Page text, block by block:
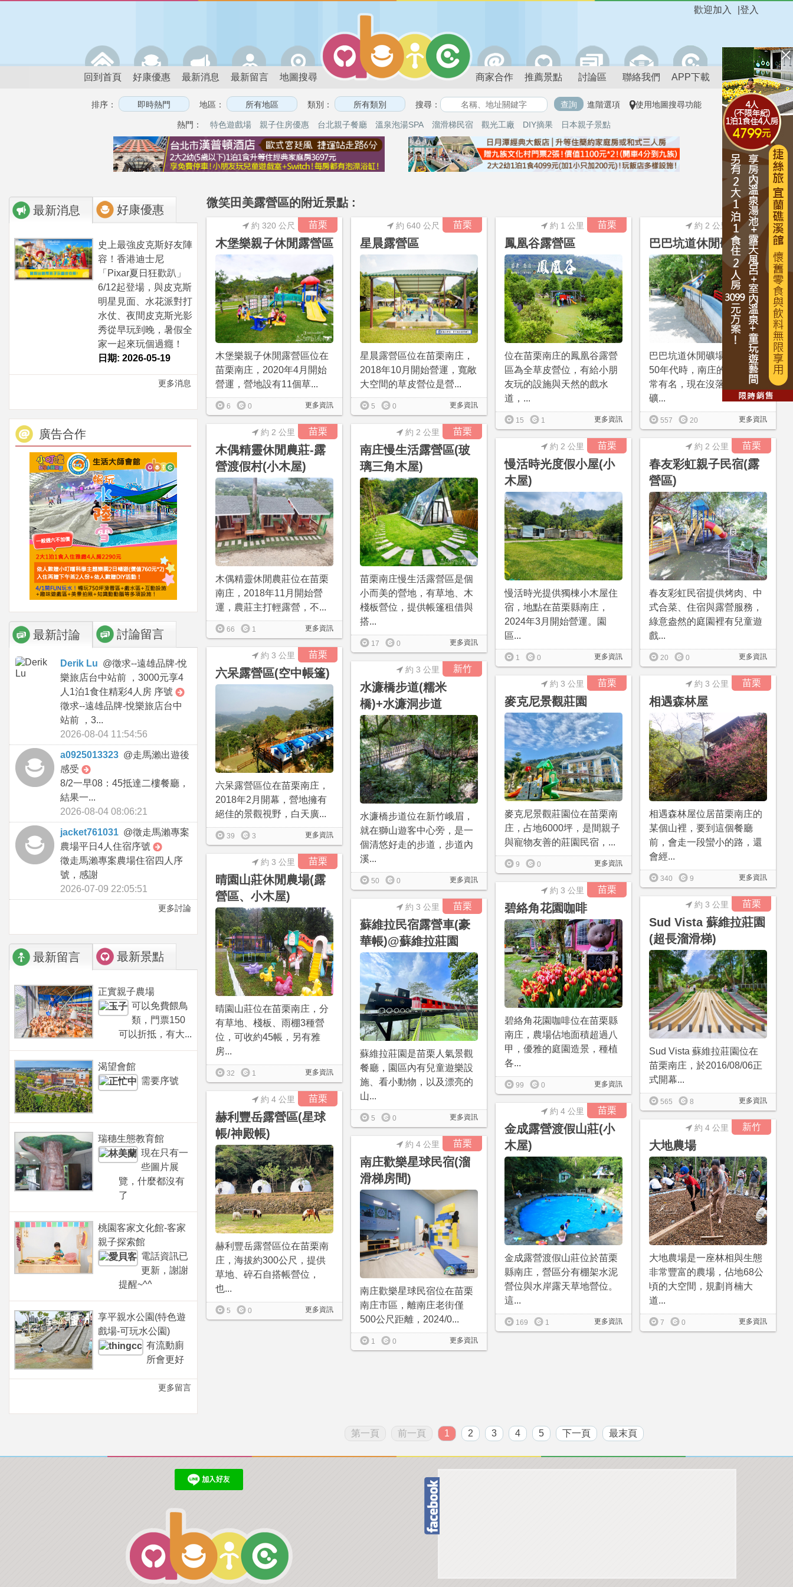
登入
歡迎加入
回到首頁 好康優惠 最新消息 最新留言 地圖搜尋 商家合作 推薦景點 討論區 聯絡我們 APP下載
排序： 地區： 類別： 搜尋： 進階選項 使用地圖搜尋功能
熱門： 特色遊戲場 親子住房優惠 台北親子餐廳 溫泉泡湯SPA 溜滑梯民宿 觀光工廠 DIY摘果 日本親子景點
最新消息 好康優惠
史上最強皮克斯好友陣
容！香港迪士尼
「Pixar夏日狂歡趴」
6/12起登場，與皮克斯
明星見面、水花派對打
水仗、夜間皮克斯光影
秀從早玩到晚，暑假全
家一起來玩個過癮！
日期: 2026-05-19
更多消息
廣告合作
最新討論 討論留言
Derik Lu @徵求--遠雄品牌-悅
樂旅店台中站前 ，3000元享4
人1泊1食住精彩4人房 序號
徵求--遠雄品牌-悅樂旅店台中
站前 ，3...
2026-08-04 11:54:56
a0925013323 @走馬瀨出遊後
感受
8/2一早08：45抵達二樓餐廳，
結果一...
2026-08-04 08:06:21
jacket761031 @徵走馬瀨專案
農場平日4人住宿序號
徵走馬瀨專案農場住宿四人序
號，感謝
2026-07-09 22:05:51
更多討論
最新留言 最新景點
正實親子農場
可以免費餵鳥
類，門票150
可以折抵，有大...
渴望會館
需要序號
瑞穗生態教育館
現在只有一
些圖片展
覽，什麼都沒有
了
桃園客家文化館-客家
親子探索館
電話資訊已
更新，謝謝
提醒~^^
享平親水公園(特色遊
戲場-可玩水公園)
有流動廁
所會更好
更多留言
微笑田美露營區的附近景點 : 進階搜尋
苗栗
約 320 公尺
木堡樂親子休閒露營區
木堡樂親子休閒露營區位在
苗栗南庄，2020年4月開始
營運，營地設有11個草...
更多資訊
6 0
苗栗
約 640 公尺
星晨露營區
星晨露營區位在苗栗南庄，
2018年10月開始營運，寬敞
大空間的草皮營位是營...
更多資訊
5 0
苗栗
約 1 公里
鳳凰谷露營區
位在苗栗南庄的鳳凰谷露營
區為全草皮營位，有給小朋
友玩的設施與天然的戲水
道，...
更多資訊
15 1
苗栗
約 2 公里
巴巴坑道休閒礦場
巴巴坑道休閒礦場在苗栗，
50年代時，南庄的礦業也非
常有名，現在沒落後，由
礦...
更多資訊
557 20
苗栗
約 2 公里
木偶精靈休閒農莊-露
營渡假村(小木屋)
木偶精靈休閒農莊位在苗栗
南庄，2018年11月開始營
運，農莊主打輕露營，不...
更多資訊
66 1
苗栗
約 2 公里
南庄慢生活露營區(玻
璃三角木屋)
苗栗南庄慢生活露營區是個
小而美的營地，有草地、木
棧板營位，提供帳篷租借與
搭...
更多資訊
17 0
苗栗
約 2 公里
慢活時光度假小屋(小
木屋)
慢活時光提供獨棟小木屋住
宿，地點在苗栗縣南庄，
2024年3月開始營運。園
區...
更多資訊
1 0
苗栗
約 2 公里
春友彩虹親子民宿(露
營區)
春友彩虹民宿提供烤肉、中
式合菜、住宿與露營服務，
綠意盎然的庭園裡有兒童遊
戲...
更多資訊
20 0
苗栗
約 3 公里
六呆露營區(空中帳篷)
六呆露營區位在苗栗南庄，
2018年2月開幕，營地擁有
絕佳的景觀視野，白天廣...
更多資訊
39 3
新竹
約 3 公里
水濂橋步道(糯米
橋)+水濂洞步道
水濂橋步道位在新竹峨眉，
就在獅山遊客中心旁，是一
個清悠好走的步道，步道內
溪...
更多資訊
50 0
苗栗
約 3 公里
麥克尼景觀莊園
麥克尼景觀莊園位在苗栗南
庄，占地6000坪，是間親子
與寵物友善的莊園民宿，...
更多資訊
9 0
苗栗
約 3 公里
相遇森林屋
相遇森林屋位居苗栗南庄的
某個山裡，要到這個餐廳
前，會走一段蠻小的路，還
會經...
更多資訊
340 9
苗栗
約 3 公里
晴園山莊休閒農場(露
營區、小木屋)
晴園山莊位在苗栗南庄，分
有草地、棧板、雨棚3種營
位，可收約45帳，另有雅
房...
更多資訊
32 1
苗栗
約 3 公里
碧絡角花園咖啡
碧絡角花園咖啡位在苗栗縣
南庄，農場佔地面積超過八
甲，優雅的庭園造景，種植
各...
更多資訊
99 0
苗栗
約 3 公里
Sud Vista 蘇維拉莊園
(超長溜滑梯)
Sud Vista 蘇維拉莊園位在
苗栗南庄，於2016/08/06正
式開幕...
更多資訊
565 8
苗栗
約 3 公里
蘇維拉民宿露營車(豪
華帳)@蘇維拉莊園
蘇維拉莊園是苗栗人氣景觀
餐廳，園區內有兒童遊樂設
施、看小動物，以及漂亮的
山...
更多資訊
5 0
苗栗
約 4 公里
赫利豐岳露營區(星球
帳/神殿帳)
赫利豐岳露營區位在苗栗南
庄，海拔約300公尺，提供
草地、碎石自搭帳營位，
也...
更多資訊
5 0
苗栗
約 4 公里
金成露營渡假山莊(小
木屋)
金成露營渡假山莊位於苗栗
縣南庄，營區分有棚架水泥
營位與水岸露天草地營位。
這...
更多資訊
169 1
新竹
約 4 公里
大地農場
大地農場是一座林相與生態
非常豐富的農場，佔地68公
頃的大空間，規劃肖楠大
道...
更多資訊
7 0
苗栗
約 4 公里
南庄歡樂星球民宿(溜
滑梯房間)
南庄歡樂星球民宿位在苗栗
南庄市區，離南庄老街僅
500公尺距離，2024/0...
更多資訊
1 0
第一頁 前一頁 1 2 3 4 5 下一頁 最末頁